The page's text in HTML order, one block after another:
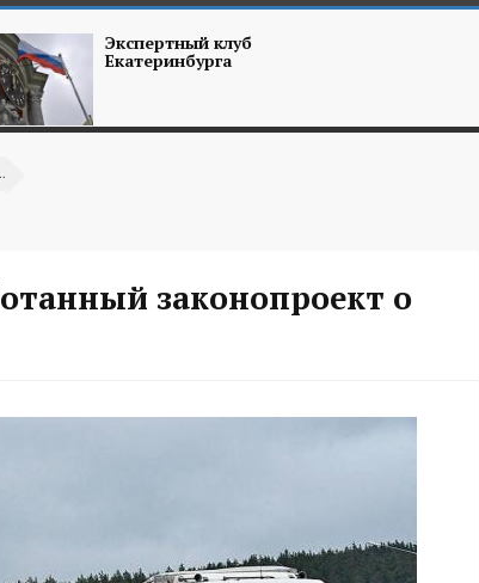
Экспертный клуб
Екатеринбурга
законопроект о